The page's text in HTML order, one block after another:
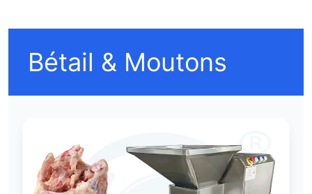
Bétail & Moutons